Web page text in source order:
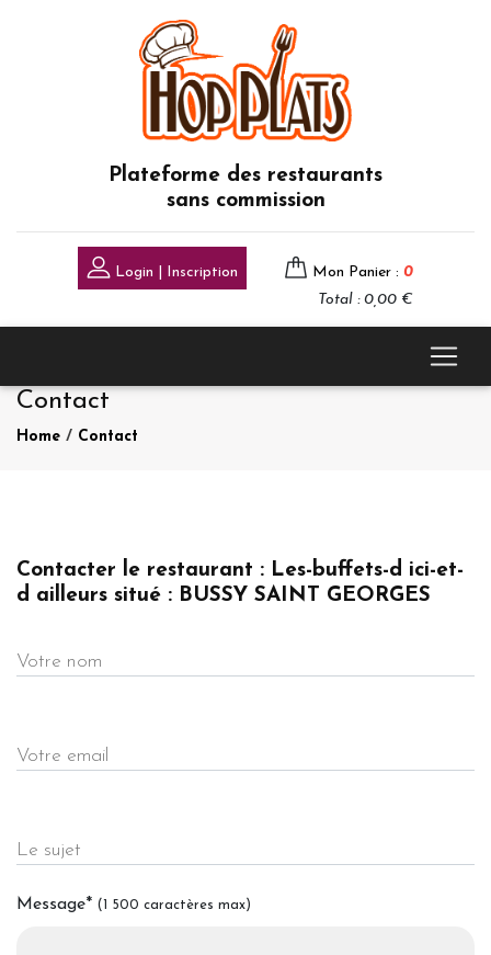
Plateforme des restaurants
sans commission
Login | Inscription Mon Panier : 0
Total : 0,00 €
Contact
Home / Contact
Contacter le restaurant : Les-buffets-d ici-et-
d ailleurs situé : BUSSY SAINT GEORGES
Votre nom
Votre email
Le sujet
Message* (1 500 caractères max)